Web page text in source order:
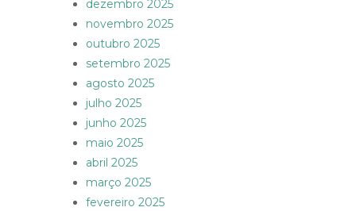
dezembro 2025
novembro 2025
outubro 2025
setembro 2025
agosto 2025
julho 2025
junho 2025
maio 2025
abril 2025
março 2025
fevereiro 2025